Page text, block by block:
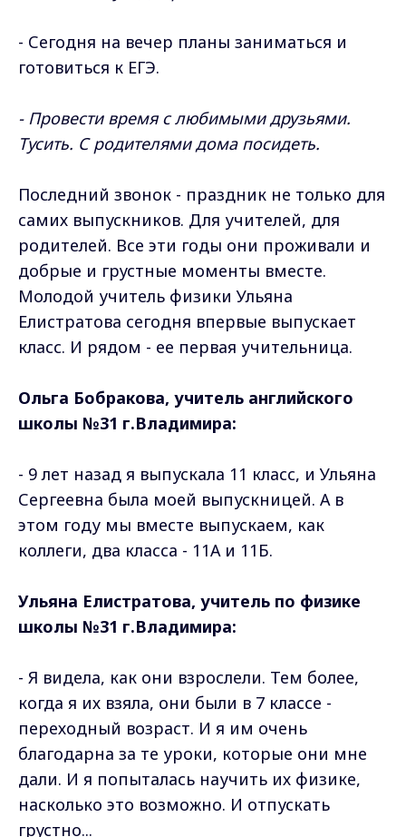
- Сегодня на вечер планы заниматься и
готовиться к ЕГЭ.
- Провести время с любимыми друзьями.
Тусить. С родителями дома посидеть.
Последний звонок - праздник не только для
самих выпускников. Для учителей, для
родителей. Все эти годы они проживали и
добрые и грустные моменты вместе.
Молодой учитель физики Ульяна
Елистратова сегодня впервые выпускает
класс. И рядом - ее первая учительница.
Ольга Бобракова, учитель английского
школы №31 г.Владимира:
- 9 лет назад я выпускала 11 класс, и Ульяна
Сергеевна была моей выпускницей. А в
этом году мы вместе выпускаем, как
коллеги, два класса - 11А и 11Б.
Ульяна Елистратова, учитель по физике
школы №31 г.Владимира:
- Я видела, как они взрослели. Тем более,
когда я их взяла, они были в 7 классе -
переходный возраст. И я им очень
благодарна за те уроки, которые они мне
дали. И я попыталась научить их физике,
насколько это возможно. И отпускать
грустно...